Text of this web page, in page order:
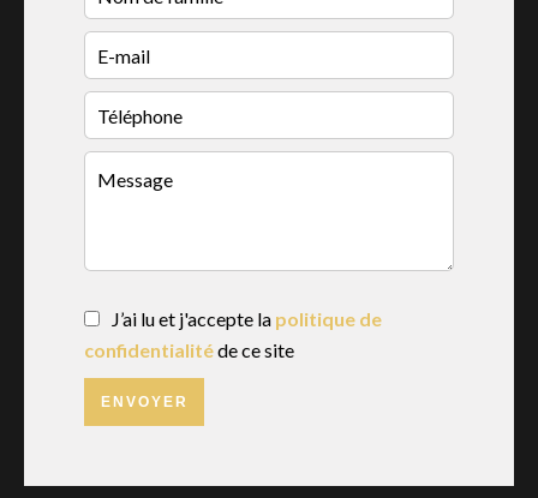
J’ai lu et j'accepte la politique de
confidentialitéde ce site
ENVOYER